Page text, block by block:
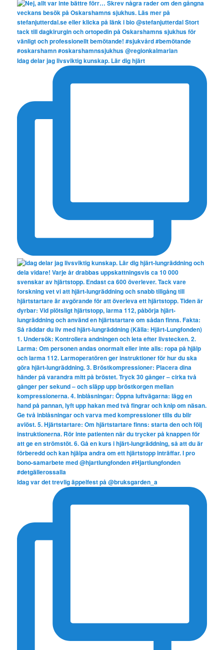
Idag delar jag livsviktig kunskap. Lär dig hjärt
Idag var det trevlig äppelfest på @bruksgarden_a